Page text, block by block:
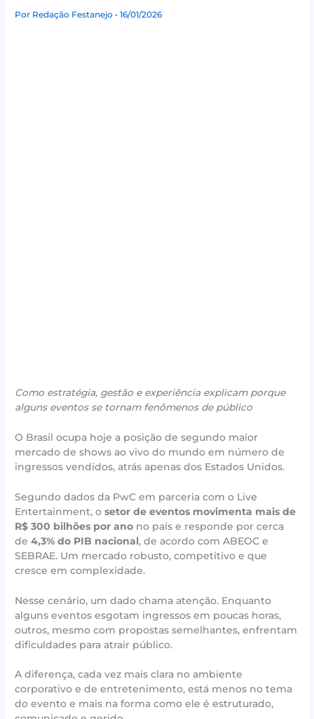
Por Redação Festanejo• 16/01/2026
Como estratégia, gestão e experiência explicam porque
alguns eventos se tornam fenômenos de público
O Brasil ocupa hoje a posição de segundo maior
mercado de shows ao vivo do mundo em número de
ingressos vendidos, atrás apenas dos Estados Unidos.
Segundo dados da PwC em parceria com o Live
Entertainment, osetor de eventos movimenta mais de
R$ 300 bilhões por ano no país e responde por cerca
de4,3% do PIB nacional, de acordo com ABEOC e
SEBRAE. Um mercado robusto, competitivo e que
cresce em complexidade.
Nesse cenário, um dado chama atenção. Enquanto
alguns eventos esgotam ingressos em poucas horas,
outros, mesmo com propostas semelhantes, enfrentam
dificuldades para atrair público.
A diferença, cada vez mais clara no ambiente
corporativo e de entretenimento, está menos no tema
do evento e mais na forma como ele é estruturado,